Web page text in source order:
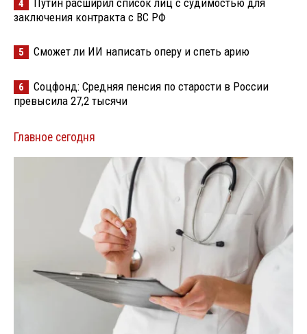
4
Путин расширил список лиц с судимостью для
заключения контракта с ВС РФ
5 Сможет ли ИИ написать оперу и спеть арию
6
Соцфонд: Средняя пенсия по старости в России
превысила 27,2 тысячи
Главное сегодня